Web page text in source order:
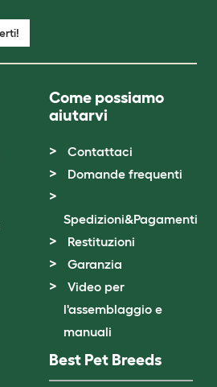
Come possiamo
aiutarvi
Contattaci
Domande frequenti
Spedizioni&Pagamenti
Restituzioni
Garanzia
Video per
l'assemblaggio e
manuali
Best Pet Breeds